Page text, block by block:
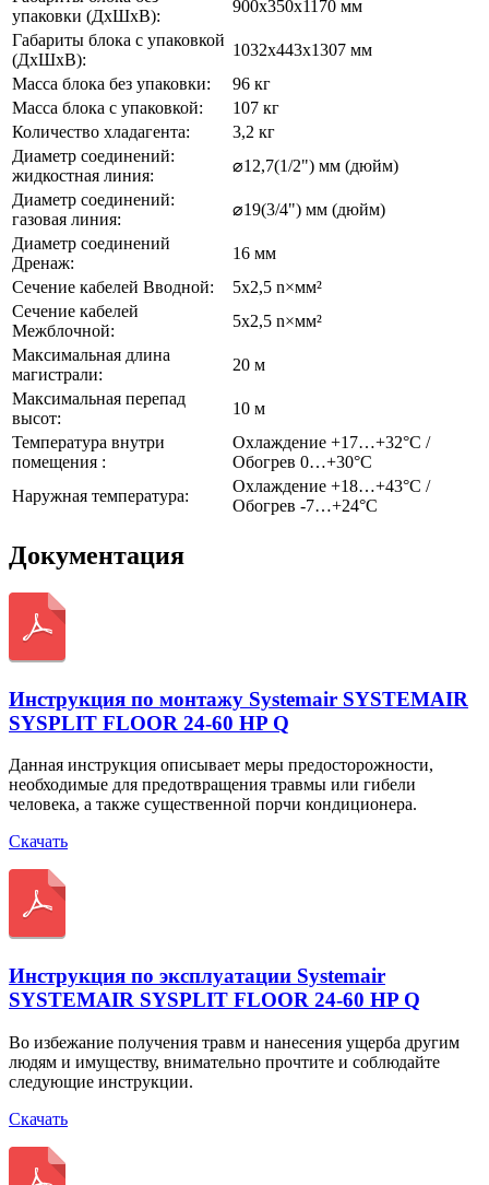
упаковки (ДхШхВ):
900x350x1170 мм
Габариты блока с упаковкой
(ДхШхВ):
1032x443x1307 мм
Масса блока без упаковки:
96 кг
Масса блока с упаковкой:
107 кг
Количество хладагента:
3,2 кг
Диаметр соединений:
жидкостная линия:
⌀12,7(1/2") мм (дюйм)
Диаметр соединений:
газовая линия:
⌀19(3/4") мм (дюйм)
Диаметр соединений
Дренаж:
16 мм
Сечение кабелей Вводной:
5х2,5 n×мм²
Сечение кабелей
Межблочной:
5х2,5 n×мм²
Максимальная длина
магистрали:
20 м
Максимальная перепад
высот:
10 м
Температура внутри
помещения :
Охлаждение +17…+32°C /
Обогрев 0…+30°C
Наружная температура:
Охлаждение +18…+43°C /
Обогрев -7…+24°C
Документация
Инструкция по монтажу Systemair SYSTEMAIR
SYSPLIT FLOOR 24-60 HP Q
Данная инструкция описывает меры предосторожности,
необходимые для предотвращения травмы или гибели
человека, а также существенной порчи кондиционера.
Скачать
Инструкция по эксплуатации Systemair
SYSTEMAIR SYSPLIT FLOOR 24-60 HP Q
Во избежание получения травм и нанесения ущерба другим
людям и имуществу, внимательно прочтите и соблюдайте
следующие инструкции.
Скачать